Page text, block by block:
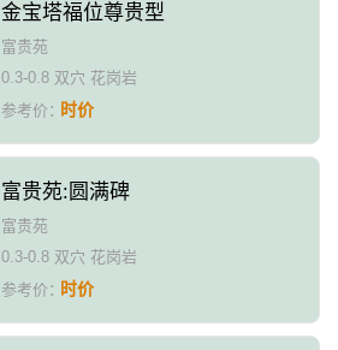
金宝塔福位尊贵型
富贵苑
0.3-0.8 双穴 花岗岩
参考价：时价
富贵苑:圆满碑
富贵苑
0.3-0.8 双穴 花岗岩
参考价：时价